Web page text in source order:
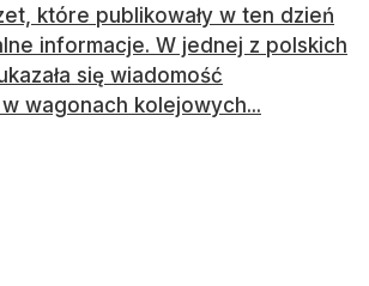
które publikowały w ten dzień
informacje. W jednej z polskich
się wiadomość
wagonach kolejowych...